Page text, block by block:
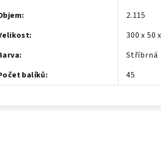
:
2.115
:
300 x 50
:
Stříbrná
balíků: 45